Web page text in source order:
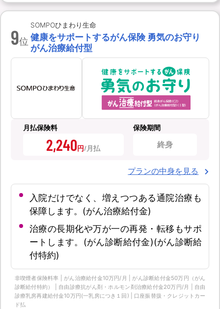
9位
SOMPOひまわり生命
健康をサポートするがん保険 勇気のお守り
がん治療給付型
月払保険料
2,240円
保険期間
終身
プランの中身を見る
入院だけでなく、増えつつある通院治療も
保障します。(がん治療給付金)
治療の長期化や万が一の再発・転移もサポ
ートします。(がん診断給付金)(がん診断給
付特約)
非喫煙者保険料率 | がん治療給付金10万円/月 | がん診断給付金50万円（がん
診断給付特約） | 自由診療抗がん剤・ホルモン剤治療給付金20万円/月 | 自由
診療乳房再建給付金10万円(一乳房につき１回) | 口座振替扱・クレジットカー
ド払